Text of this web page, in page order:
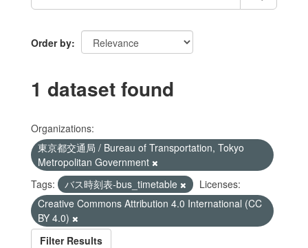
Order by
1 dataset found
Organizations:
東京都交通局 / Bureau of Transportation, Tokyo
Metropolitan Government
Tags:
バス時刻表-bus_timetable
Licenses:
Creative Commons Attribution 4.0 International (CC
BY 4.0)
Filter Results